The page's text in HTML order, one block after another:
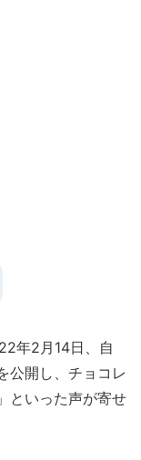
年2月14日、自
公開し、チョコレ
といった声が寄せ